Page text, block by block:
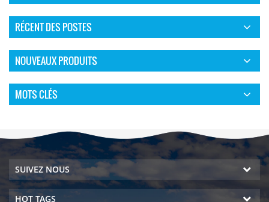
RÉCENT DES POSTES
NOUVEAUX PRODUITS
MOTS CLÉS
SUIVEZ NOUS
HOT TAGS